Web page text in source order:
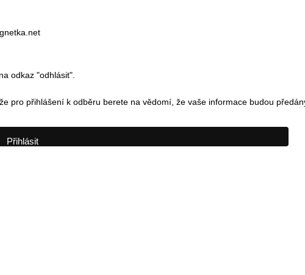
odkaz "odhlásit".
pro přihlášení k odběru berete na vědomí, že vaše informace budou